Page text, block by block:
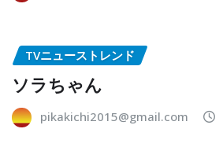
TVニューストレンド
ソラちゃん
pikakichi2015@gmail.com